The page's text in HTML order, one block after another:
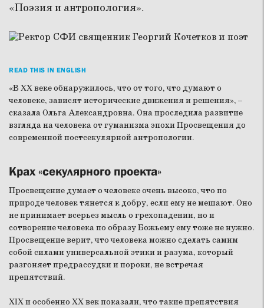
«Поэзия и антропология».
READ THIS IN ENGLISH
«В XX веке обнаружилось, что от того, что думают о
человеке, зависят исторические движения и решения», –
сказала Ольга Александровна. Она проследила развитие
взгляда на человека от гуманизма эпохи Просвещения до
современной постсекулярной антропологии.
Крах «секулярного проекта»
Просвещение думает о человеке очень высоко, что по
природе человек тянется к добру, если ему не мешают. Оно
не принимает всерьез мысль о грехопадении, но и
сотворение человека по образу Божьему ему тоже не нужно.
Просвещение верит, что человека можно сделать самим
собой силами универсальной этики и разума, который
разгоняет предрассудки и пороки, не встречая
препятствий.
XIX и особенно XX век показали, что такие препятствия